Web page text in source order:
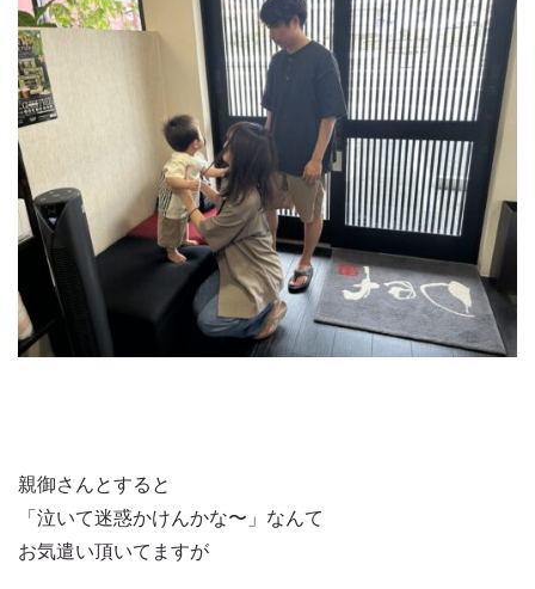
親御さんとすると
「泣いて迷惑かけんかな〜」なんて
お気遣い頂いてますが